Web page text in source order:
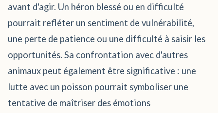
avant d'agir. Un héron blessé ou en difficulté
pourrait refléter un sentiment de vulnérabilité,
une perte de patience ou une difficulté à saisir les
opportunités. Sa confrontation avec d'autres
animaux peut également être significative : une
lutte avec un poisson pourrait symboliser une
tentative de maîtriser des émotions